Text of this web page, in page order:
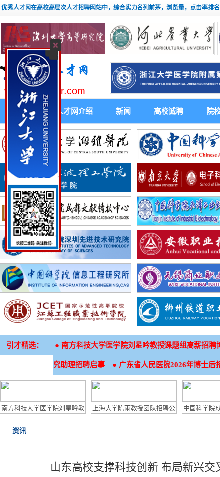
优秀人才网在高校高层次人才招聘网站中，综合实力名列前茅，浏览量，点击率排
www.youxiuhr.com
首 页 人才网介绍 新闻 高校诚聘 院
引才精选： ● 南方科技大学医学院刘星吟教授课题组高薪招聘
究助理招聘启事 ● 广东省人民医院2026年博士后
南方科技大学医学院刘星吟教
授课题组高薪招聘博士后及生
上海大学陈雨教授团队招聘公
告
中国科学院
特别研究
资讯
山东高校支撑科技创新 布局新兴